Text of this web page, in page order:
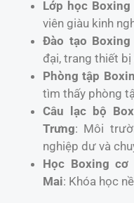
Lớp học
viên giàu kinh
Đào tạo
đại, trang thiết
Phòng tập
tìm thấy phòng
Câu lạc bộ
Trưng: Môi
nghiệp dư và
Học Boxing
Mai: Khóa học